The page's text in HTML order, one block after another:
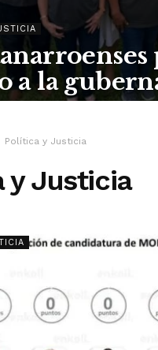
a la
Política y Justicia
y Justicia